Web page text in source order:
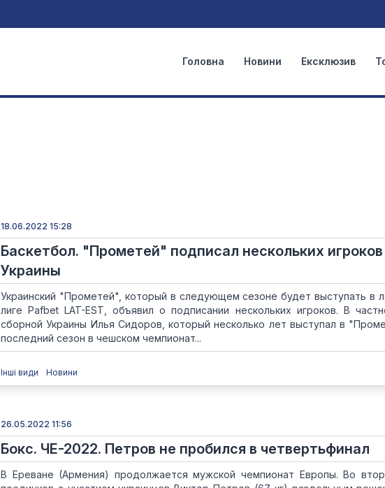
Головна Новини Ексклюзив
18.06.2022 15:28
Баскетбол. "Прометей" подписал нескольких
Украины
Украинский "Прометей", который в следующем сезоне будет выступать в
лиге Pafbet LAT-EST, объявил о подписании нескольких игроков. В
сборной Украины Илья Сидоров, который несколько лет выступал в
последний сезон в чешском чемпионат...
Інші види Новини
26.05.2022 11:56
Бокс. ЧЕ-2022. Петров не пробился в четвертьфинал
В Ереване (Армения) продолжается мужской чемпионат Европы. Во